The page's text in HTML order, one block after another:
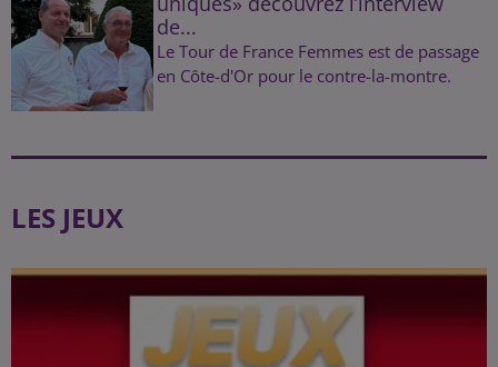
de...
Le Tour de France Femmes est de passage
en Côte-d'Or pour le contre-la-montre.
LES JEUX